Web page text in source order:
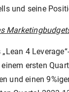
und seine
„Lean 4
einem ersten
und einen